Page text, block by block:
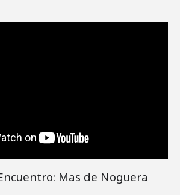
Mas de Noguera